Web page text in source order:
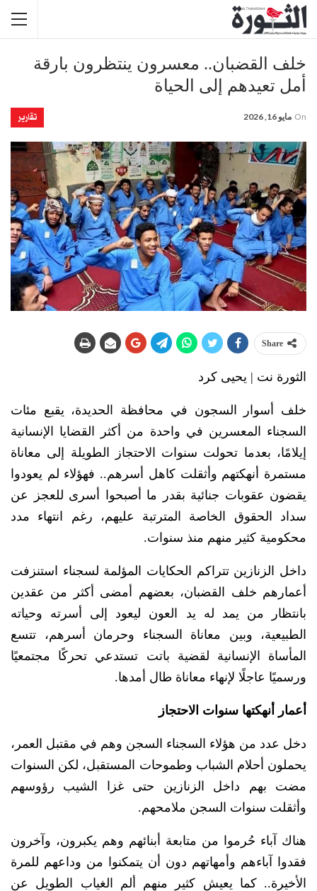
خلف القضبان.. معسرون ينتظرون بارقة
أمل تعيدهم إلى الحياة
تقارير On مايو 16, 2026
Share
الثورة نت | يحيى كرد
خلف أسوار السجون في محافظة الحديدة، يقبع مئات
السجناء المعسرين في واحدة من أكثر القضايا الإنسانية
إيلامًا، بعدما تحولت سنوات الاحتجاز الطويلة إلى معاناة
مستمرة أنهكتهم وأثقلت كاهل أسرهم.. فهؤلاء لم يعودوا
يقضون عقوبات جنائية بقدر ما أصبحوا أسرى للعجز عن
سداد الحقوق الخاصة المترتبة عليهم، رغم انتهاء مدد
محكومية كثير منهم منذ سنوات.
داخل الزنازين تتراكم الحكايات المؤلمة لسجناء استنزفت
أعمارهم خلف القضبان، بعضهم أمضى أكثر من عقدين
بانتظار من يمد له يد العون ليعود إلى أسرته وحياته
الطبيعية، وبين معاناة السجناء وحرمان أسرهم، تتسع
المأساة الإنسانية لقضية باتت تستدعي تحركًا مجتمعيًا
ورسميًا عاجلًا لإنهاء معاناة طال أمدها.
أعمار أنهكتها سنوات الاحتجاز
دخل عدد من هؤلاء السجناء السجن وهم في مقتبل العمر،
يحملون أحلام الشباب وطموحات المستقبل، لكن السنوات
مضت بهم داخل الزنازين حتى غزا الشيب رؤوسهم
وأثقلت سنوات السجن ملامحهم.
هناك آباء حُرموا من متابعة أبنائهم وهم يكبرون، وآخرون
فقدوا آباءهم وأمهاتهم دون أن يتمكنوا من وداعهم للمرة
الأخيرة.. كما يعيش كثير منهم ألم الغياب الطويل عن